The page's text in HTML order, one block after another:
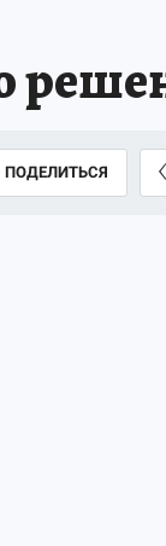
о
ПОДЕЛИТЬСЯ